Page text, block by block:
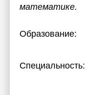
математике.
Образование:
Специальность: